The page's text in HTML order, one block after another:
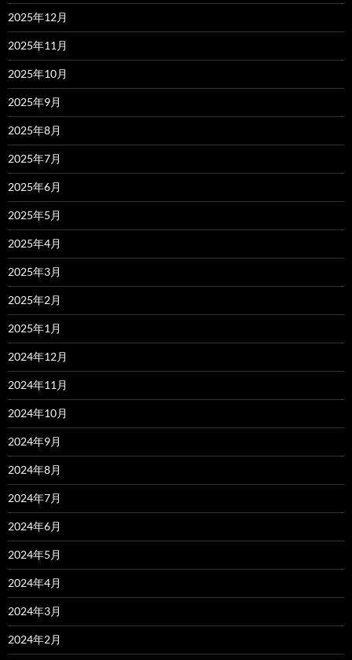
2025年12月
2025年11月
2025年10月
2025年9月
2025年8月
2025年7月
2025年6月
2025年5月
2025年4月
2025年3月
2025年2月
2025年1月
2024年12月
2024年11月
2024年10月
2024年9月
2024年8月
2024年7月
2024年6月
2024年5月
2024年4月
2024年3月
2024年2月